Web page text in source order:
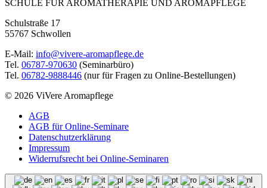
SCHULE FÜR AROMATHERAPIE UND AROMAPFLEGE
Schulstraße 17
55767 Schwollen
E-Mail: info@vivere-aromapflege.de
Tel. 06787-970630 (Seminarbüro)
Tel. 06782-9888446 (nur für Fragen zu Online-Bestellungen)
© 2026 ViVere Aromapflege
AGB
AGB für Online-Seminare
Datenschutzerklärung
Impressum
Widerrufsrecht bei Online-Seminaren